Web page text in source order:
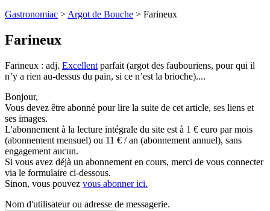
Gastronomiac > Argot de Bouche > Farineux
Farineux
Farineux : adj. Excellent parfait (argot des faubouriens, pour qui il
n’y a rien au-dessus du pain, si ce n’est la brioche)....
Bonjour,
Vous devez être abonné pour lire la suite de cet article, ses liens et
ses images.
L'abonnement à la lecture intégrale du site est à 1 € euro par mois
(abonnement mensuel) ou 11 € / an (abonnement annuel), sans
engagement aucun.
Si vous avez déjà un abonnement en cours, merci de vous connecter
via le formulaire ci-dessous.
Sinon, vous pouvez vous abonner ici.
Nom d'utilisateur ou adresse de messagerie.